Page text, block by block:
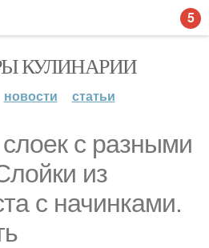
КУЛИНАРИИ
новости статьи
с разными
из
с начинками.
5